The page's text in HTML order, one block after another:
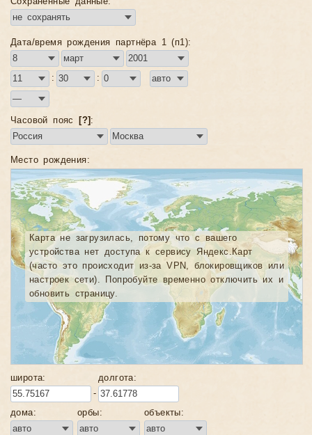
🔍 Также разбивайте вопросы на части — не пишите
всё одним большим текстом в несколько предложений.
Так постепенно раскрывайте тему в диалоге: ИИ успеет
полностью ответить на каждый вопрос и ничего не
упустит. Если вопрос слишком большой, ИИ может не
уложиться в лимит ответа и текст просто оборвётся на
самом интересном месте.
📌 Подробные видео-разборы с комментариями
автора проекта смотрите на странице
профессиональные астрологические инсайты.
Дата/время рождения партнёра 1 (п1):
: :
Часовой пояс [?] :
Место рождения:
Карта не загрузилась, потому что с вашего
устройства нет доступа к сервису Яндекс.Карт
(часто это происходит из-за VPN, блокировщиков или
настроек сети). Попробуйте временно отключить их и
обновить страницу.
широта:
-
долгота:
дома: орбы: объекты: